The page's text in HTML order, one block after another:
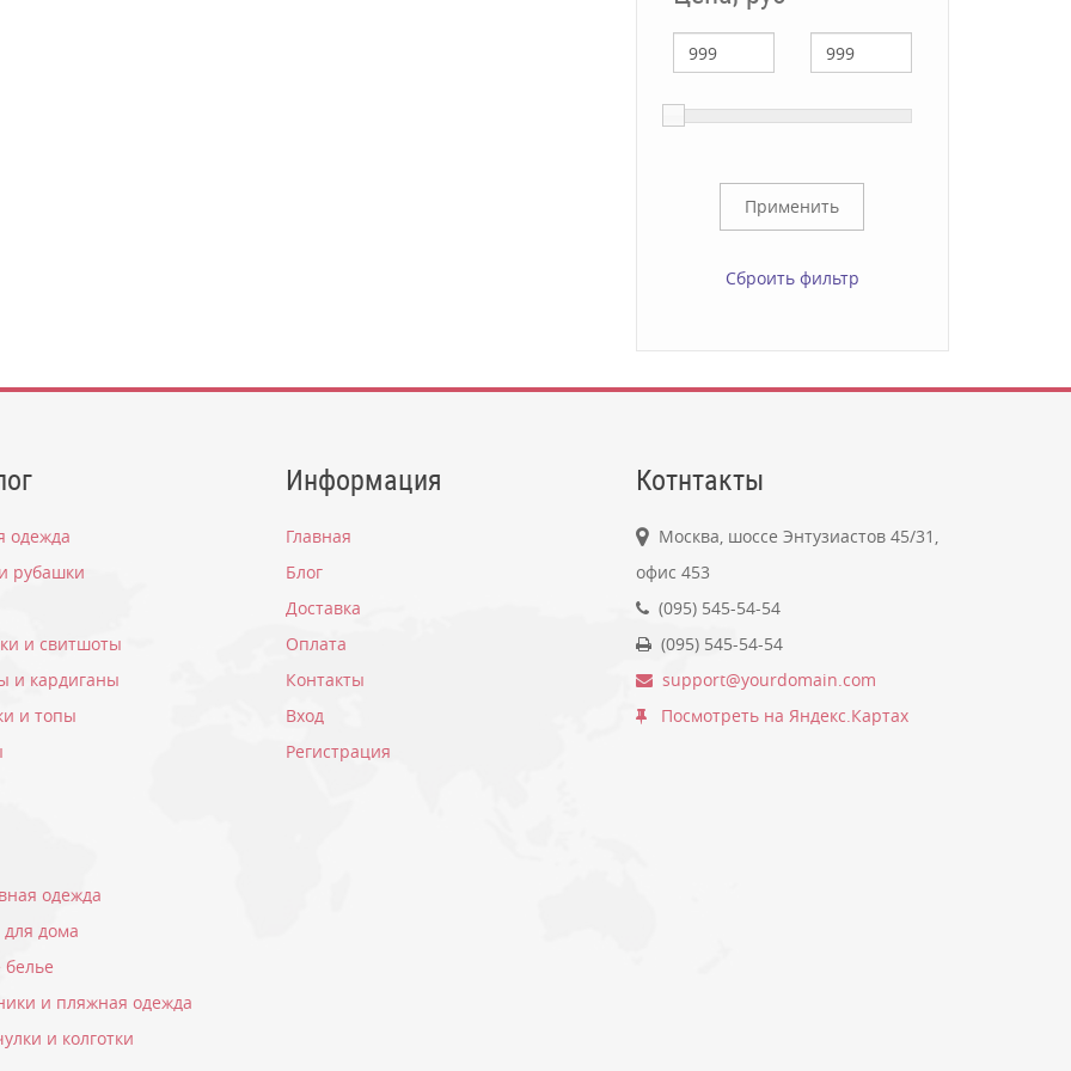
Сброить фильтр
одежда
рубашки
и свитшоты
и кардиганы
и топы
одежда
дома
и пляжная одежда
и колготки
Информация
Главная
Блог
Доставка
Оплата
Контакты
Вход
Регистрация
Котнтакты
Москва, шоссе Энтузиастов 45/31,
офис 453
(095) 545-54-54
(095) 545-54-54
support@yourdomain.com
Посмотреть на Яндекс.Картах